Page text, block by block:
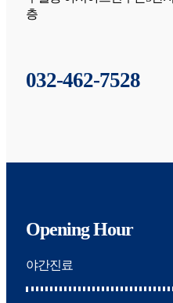
층
032-462-7528
Opening Hour
야간진료